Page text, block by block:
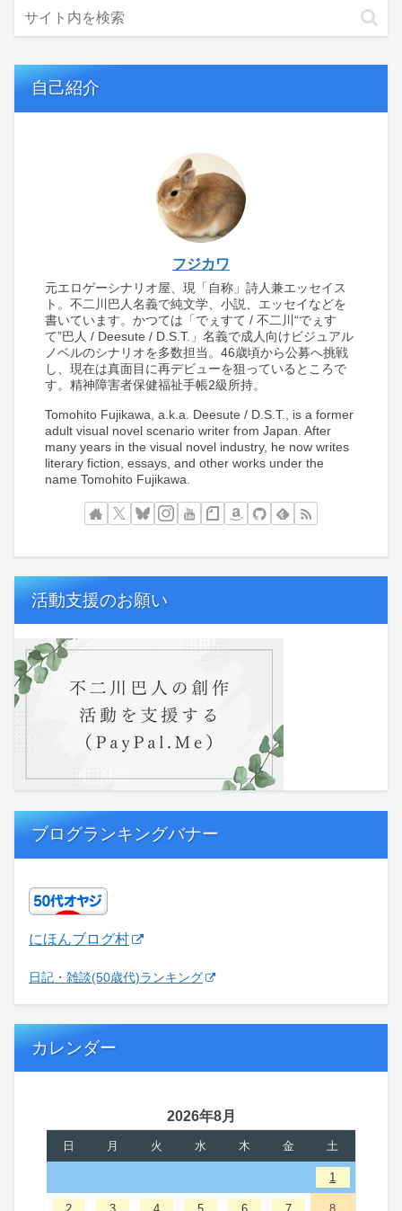
自己紹介
フジカワ
元エロゲーシナリオ屋、現「自称」詩人兼エッセイス
ト。不二川巴人名義で純文学、小説、エッセイなどを
書いています。かつては「でぇすて / 不二川“でぇす
て”巴人 / Deesute / D.S.T.」名義で成人向けビジュアル
ノベルのシナリオを多数担当。46歳頃から公募へ挑戦
し、現在は真面目に再デビューを狙っているところで
す。精神障害者保健福祉手帳2級所持。
Tomohito Fujikawa, a.k.a. Deesute / D.S.T., is a former
adult visual novel scenario writer from Japan. After
many years in the visual novel industry, he now writes
literary fiction, essays, and other works under the
name Tomohito Fujikawa.
活動支援のお願い
ブログランキングバナー
にほんブログ村
日記・雑談(50歳代)ランキング
カレンダー
2026年8月
日 月 火 水 木 金 土
1
2 3 4 5 6 7 8